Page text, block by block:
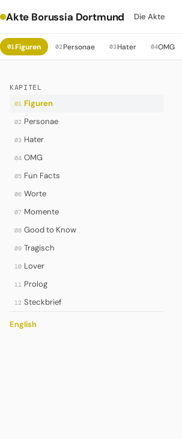
Akte Borussia Dortmund Die Akte
01Figuren 02Personae 03Hater 04OMG
KAPITEL
01 Figuren
02 Personae
03 Hater
04 OMG
05 Fun Facts
06 Worte
07 Momente
08 Good to Know
09 Tragisch
10 Lover
11 Prolog
12 Steckbrief
English